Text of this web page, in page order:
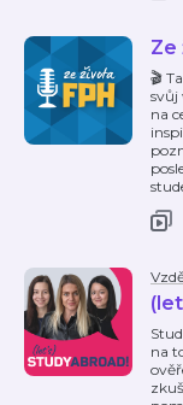
Ze
🎬
svůj
na
na